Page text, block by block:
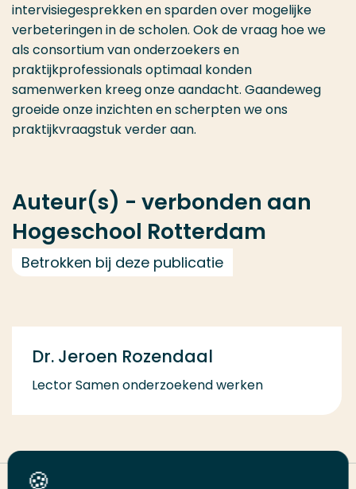
intervisiegesprekken en sparden over mogelijke
verbeteringen in de scholen. Ook de vraag hoe we
als consortium van onderzoekers en
praktijkprofessionals optimaal konden
samenwerken kreeg onze aandacht. Gaandeweg
groeide onze inzichten en scherpten we ons
praktijkvraagstuk verder aan.
Auteur(s) - verbonden aan
Hogeschool Rotterdam
Betrokken bij deze publicatie
Dr. Jeroen Rozendaal
Lector Samen onderzoekend werken